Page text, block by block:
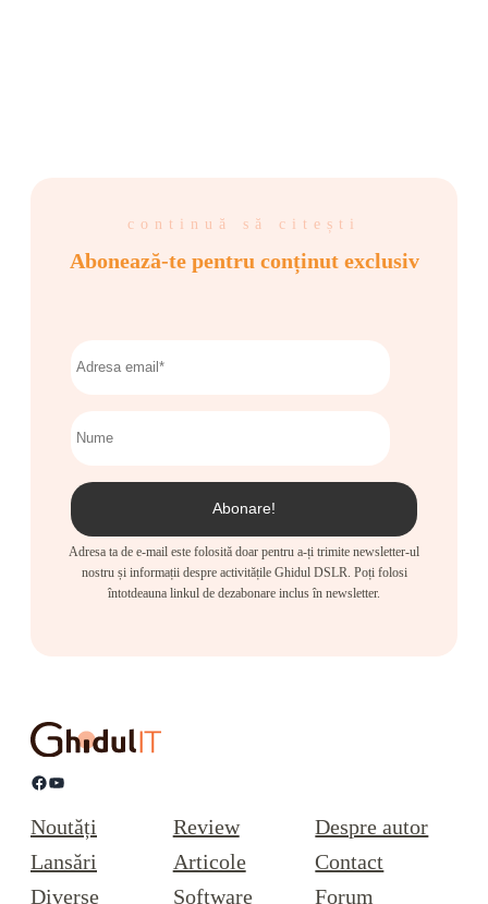
continuă să citești
Abonează-te pentru conținut exclusiv
Adresa ta de e-mail este folosită doar pentru a-ți trimite newsletter-ul
nostru și informații despre activitățile Ghidul DSLR. Poți folosi
întotdeauna linkul de dezabonare inclus în newsletter.
Facebook YouTube
Noutăți
Lansări
Diverse
Review
Articole
Software
Despre autor
Contact
Forum